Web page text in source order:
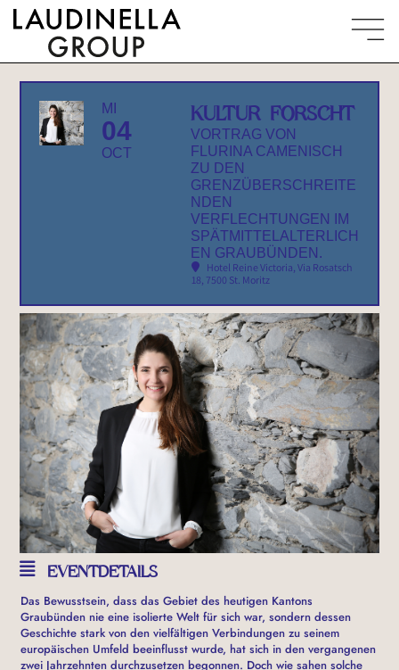
MI
04
OCT
KULTUR FORSCHT
VORTRAG VON
FLURINA CAMENISCH
ZU DEN
GRENZÜBERSCHREITE
NDEN
VERFLECHTUNGEN IM
SPÄTMITTELALTERLICH
EN GRAUBÜNDEN.
Hotel Reine Victoria, Via Rosatsch
18, 7500 St. Moritz
EVENTDETAILS
Das Bewusstsein, dass das Gebiet des heutigen Kantons
Graubünden nie eine isolierte Welt für sich war, sondern dessen
Geschichte stark von den vielfältigen Verbindungen zu seinem
europäischen Umfeld beeinflusst wurde, hat sich in den vergangenen
zwei Jahrzehnten durchzusetzen begonnen. Doch wie sahen solche